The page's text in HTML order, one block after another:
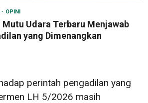
OPINI
Udara Terbaru Menjawab
yang Dimenangkan
perintah pengadilan yang
LH 5/2026 masih